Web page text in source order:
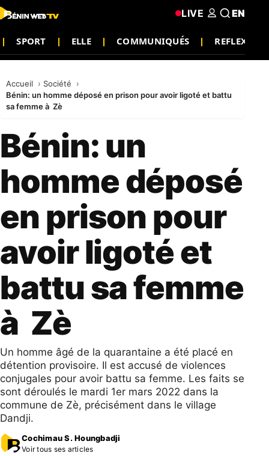
SPORT ELLE COMMUNIQUÉS REFLEXION
LIVE EN
Accueil
Société
Bénin: un homme déposé en prison pour avoir ligoté et battu
sa femme à Zè
Bénin: un
homme déposé
en prison pour
avoir ligoté et
battu sa femme
à Zè
Un homme âgé de la quarantaine a été placé en
détention provisoire. Il est accusé de violences
conjugales pour avoir battu sa femme. Les faits se
sont déroulés le mardi 1er mars 2022 dans la
commune de Zè, précisément dans le village
Dandji.
Cochimau S. Houngbadji
Voir tous ses articles